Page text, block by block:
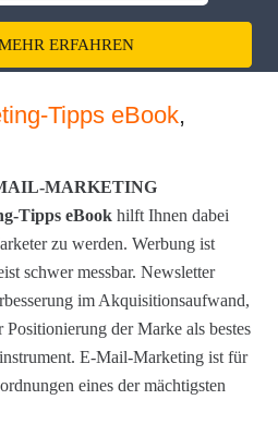
ERFAHREN
Tipps eBook,
MARKETING
Tipps eBook hilft Ihnen dabei
zu werden. Werbung ist
schwer messbar. Newsletter
im Akquisitionsaufwand,
der Marke als bestes
E-Mail-Marketing ist für
eines der mächtigsten